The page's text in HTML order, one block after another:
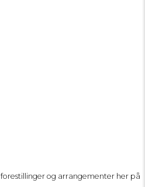
og arrangementer her på